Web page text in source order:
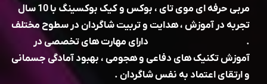
مربی حرفه ای موی تای ، بوکس و کیک بوکسینگ با 10 سال
تجربه در آموزش ، هدایت و تربیت شاگردان در سطوح مختلف
. دارای مهارت های تخصصی در
آموزش تکنیک های دفاعی و هجومی ، بهبود آمادگی جسمانی
و ارتقای اعتماد به نفس شاگردان .